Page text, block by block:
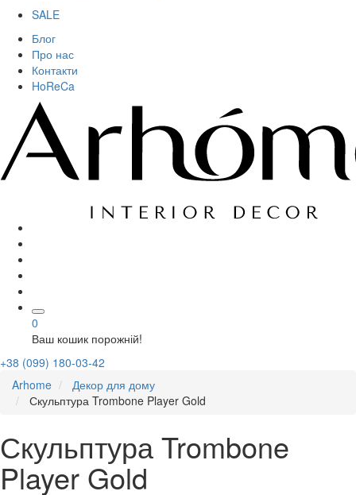
SALE
Блог
Про нас
Контакти
HoReCa
0
Ваш кошик порожній!
+38 (099) 180-03-42
Arhome
Декор для дому
Скульптура Trombone Player Gold
Скульптура Trombone
Player Gold